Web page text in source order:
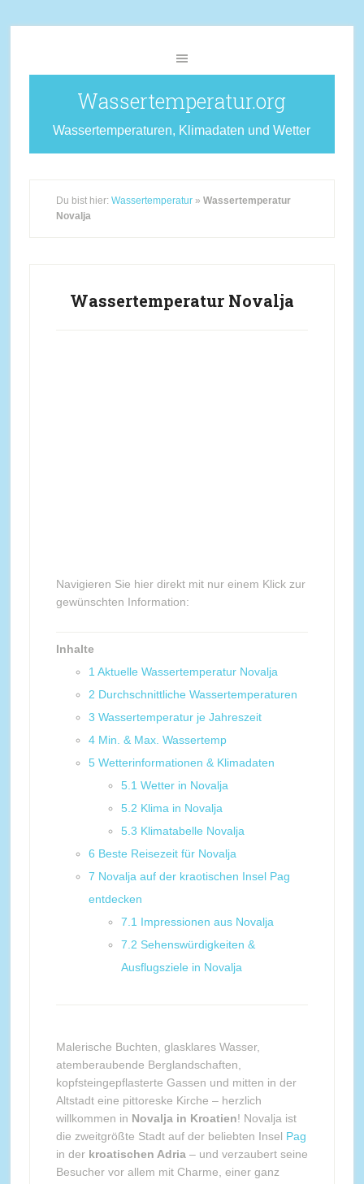
Wassertemperatur.org
Wassertemperaturen, Klimadaten und Wetter
Du bist hier: Wassertemperatur» Wassertemperatur
Novalja
Wassertemperatur Novalja
Navigieren Sie hier direkt mit nur einem Klick zur
gewünschten Information:
Inhalte
1 Aktuelle Wassertemperatur Novalja
2 Durchschnittliche Wassertemperaturen
3 Wassertemperatur je Jahreszeit
4 Min. & Max. Wassertemp
5 Wetterinformationen & Klimadaten
5.1 Wetter in Novalja
5.2 Klima in Novalja
5.3 Klimatabelle Novalja
6 Beste Reisezeit für Novalja
7 Novalja auf der kraotischen Insel Pag
entdecken
7.1 Impressionen aus Novalja
7.2 Sehenswürdigkeiten &
Ausflugsziele in Novalja
Malerische Buchten, glasklares Wasser,
atemberaubende Berglandschaften,
kopfsteingepflasterte Gassen und mitten in der
Altstadt eine pittoreske Kirche – herzlich
willkommen in Novalja in Kroatien! Novalja ist
die zweitgrößte Stadt auf der beliebten Insel Pag
in der kroatischen Adria– und verzaubert seine
Besucher vor allem mit Charme, einer ganz